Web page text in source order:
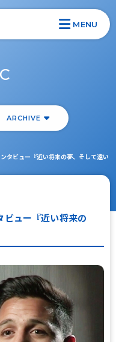
MENU
ARCHIVE
タビュー『近い将来の夢、そして遠い
ビュー『近い将来の